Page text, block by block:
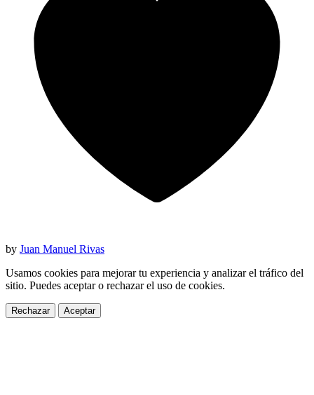
by Juan Manuel Rivas
Usamos cookies para mejorar tu experiencia y analizar el tráfico del
sitio. Puedes aceptar o rechazar el uso de cookies.
Rechazar Aceptar